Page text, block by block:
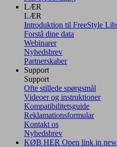
LÆR
LÆR
Introduktion til FreeStyle
Forstå dine data
Webinarer
Nyhedsbrev
Partnerskaber
Support
Support
Ofte stillede spørgsmål
Videoer og instruktioner
Kompatibilitetsguide
Reklamationsformular
Kontakt os
Nyhedsbrev
KØB HER Open link in